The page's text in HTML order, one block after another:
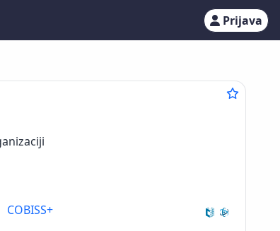
Prijava
COBISS+